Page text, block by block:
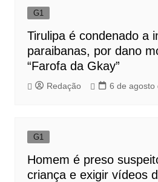
G1
Tirulipa é condenado a
paraibanas, por dano
“Farofa da Gkay”
Redação 6 de agosto
G1
Homem é preso
criança e exigir vídeos